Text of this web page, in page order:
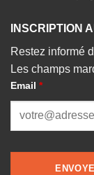
INSCRIPTION
Restez informé
Les champs
Email *